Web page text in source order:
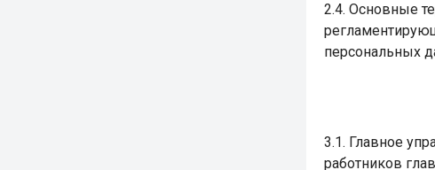
2.4. Основные
персональных
3.1. Главное
работников